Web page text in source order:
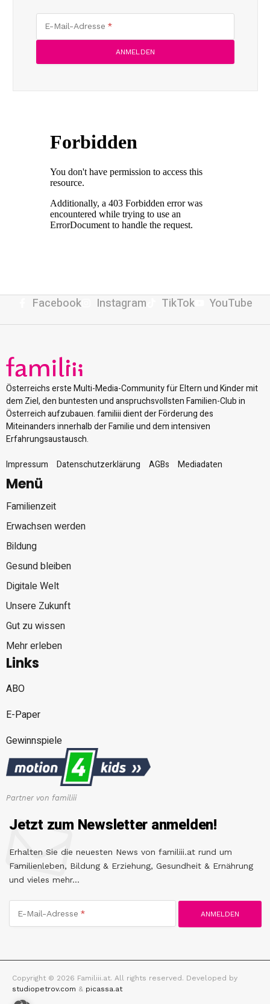
E-Mail-Adresse
Facebook Instagram TikTok YouTube
Österreichs erste Multi-Media-Community für Eltern und Kinder mit
dem Ziel, den buntesten und anspruchsvollsten Familien-Club in
Österreich aufzubauen. familiii dient der Förderung des
Miteinanders innerhalb der Familie und dem intensiven
Erfahrungsaustausch.
Impressum
Datenschutzerklärung AGBs Mediadaten
Menü
Familienzeit
Erwachsen werden
Bildung
Gesund bleiben
Digitale Welt
Unsere Zukunft
Gut zu wissen
Mehr erleben
Links
ABO
E-Paper
Gewinnspiele
Partner von familiii
Jetzt zum Newsletter anmelden!
Erhalten Sie die neuesten News von familiii.at rund um
Familienleben, Bildung & Erziehung, Gesundheit & Ernährung
und vieles mehr...
E-Mail-Adresse
Copyright © 2026 Familiii.at. All rights reserved. Developed by
studiopetrov.com & picassa.at